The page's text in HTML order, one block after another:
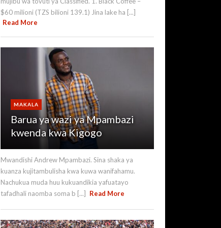
$60 milioni (TZS bilioni 139.1) Jina lake ha [...]
Read More
MAKALA
Barua ya wazi ya Mpambazi
kwenda kwa Kigogo
Mwandishi Andrew Mpambazi. Sina shaka ya
kuanza kujitambulisha kwa kuwa wanifahamu.
Nachukua muda huu kukuandikia yafuatayo
tafadhali naomba soma b [...]
Read More